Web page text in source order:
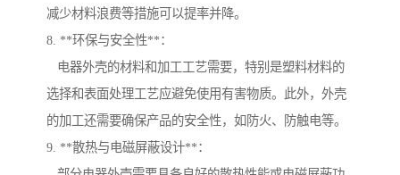
减少材料浪费等措施可以提率并降。
8. **环保与安全性**：
电器外壳的材料和加工工艺需要，特别是塑料材料的
选择和表面处理工艺应避免使用有害物质。此外，外壳
的加工还需要确保产品的安全性，如防火、防触电等。
9. **散热与电磁屏蔽设计**：